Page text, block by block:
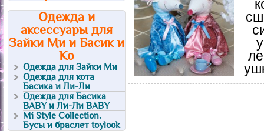
Одежда и
аксессуары для
Зайки Ми и Басик и
Ко
Одежда для Зайки Ми
Одежда для кота
Басика и Ли-Ли
Одежда для Басика
BABY и Ли-Ли BABY
Mi Style Collection.
Бусы и браслет toylook